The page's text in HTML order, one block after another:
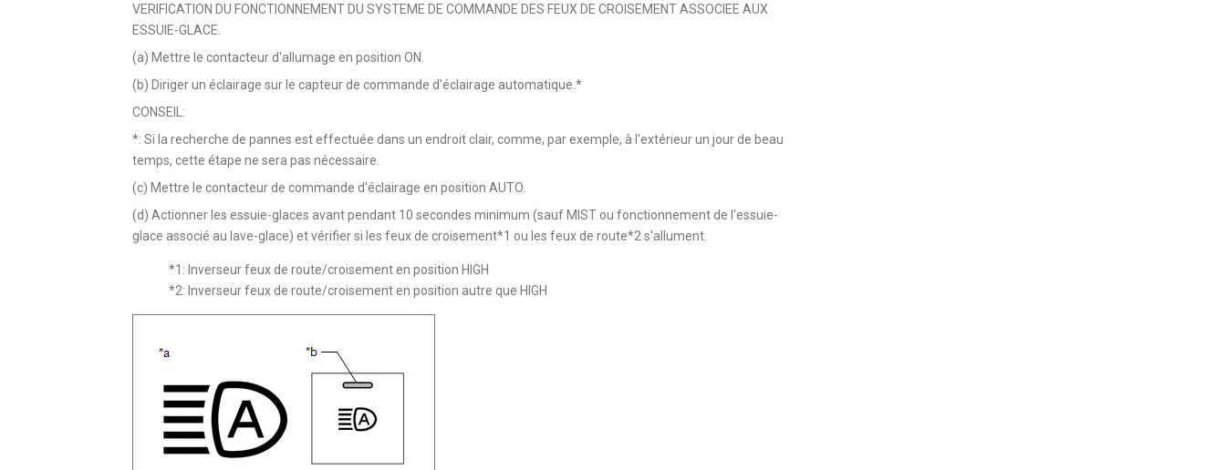
VERIFICATION DU FONCTIONNEMENT DU SYSTEME DE COMMANDE DES FEUX DE CROISEMENT ASSOCIEE AUX
ESSUIE-GLACE.
(a) Mettre le contacteur d'allumage en position ON.
(b) Diriger un éclairage sur le capteur de commande d'éclairage automatique.*
CONSEIL:
*: Si la recherche de pannes est effectuée dans un endroit clair, comme, par exemple, à l'extérieur un jour de beau
temps, cette étape ne sera pas nécessaire.
(c) Mettre le contacteur de commande d'éclairage en position AUTO.
(d) Actionner les essuie-glaces avant pendant 10 secondes minimum (sauf MIST ou fonctionnement de l'essuie-
glace associé au lave-glace) et vérifier si les feux de croisement*1 ou les feux de route*2 s'allument.
*1: Inverseur feux de route/croisement en position HIGH
*2: Inverseur feux de route/croisement en position autre que HIGH